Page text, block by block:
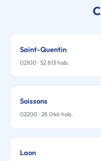
Saint-Quentin
02100 · 52 813 hab.
Soissons
02200 · 28 046 hab.
Laon